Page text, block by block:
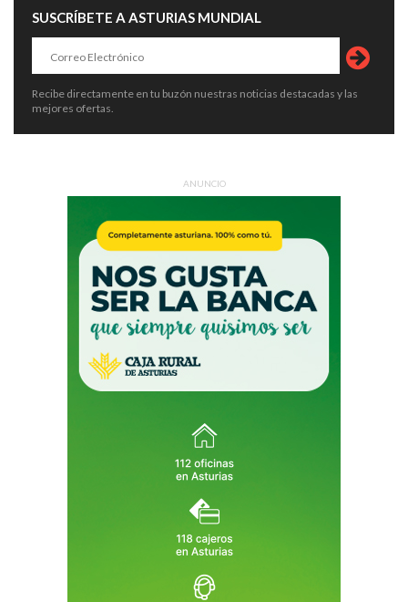
SUSCRÍBETE A ASTURIAS MUNDIAL
Recibe directamente en tu buzón nuestras noticias destacadas y las
mejores ofertas.
ANUNCIO